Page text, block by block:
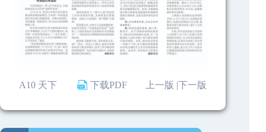
A10 天下 下载PDF 下一版
上一版 |